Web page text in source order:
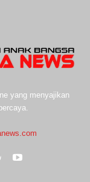
yang menyajikan